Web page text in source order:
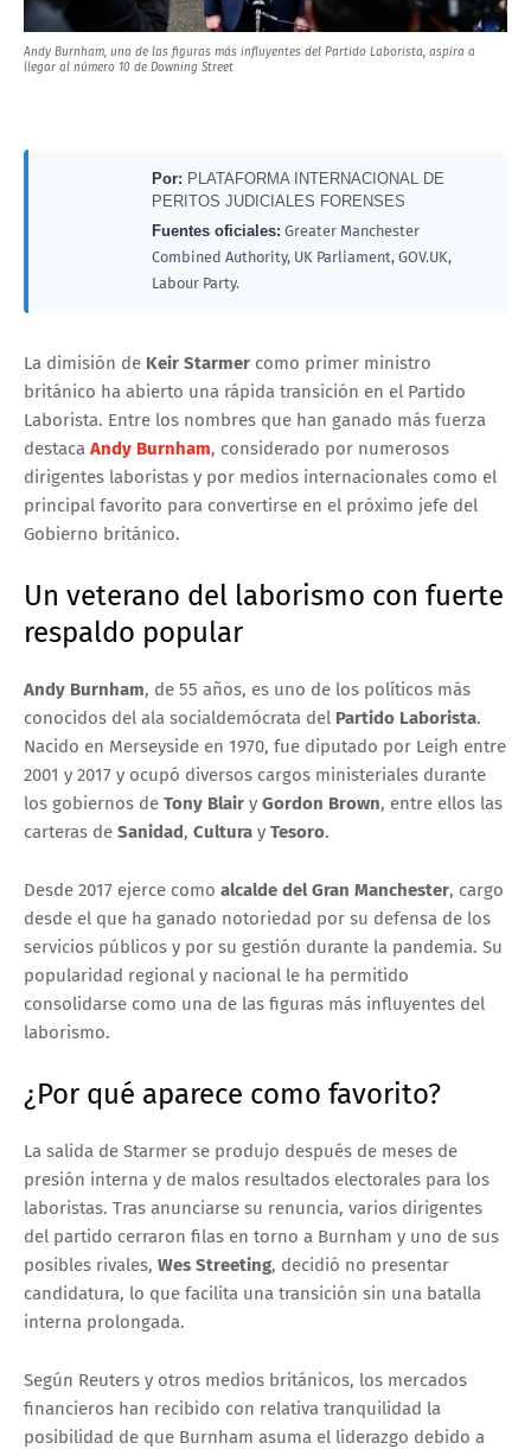
Andy Burnham, una de las figuras más influyentes del Partido Laborista, aspira a
llegar al número 10 de Downing Street
Por: PLATAFORMA INTERNACIONAL DE
PERITOS JUDICIALES FORENSES
Fuentes oficiales: Greater Manchester
Combined Authority, UK Parliament, GOV.UK,
Labour Party.
La dimisión de Keir Starmer como primer ministro
británico ha abierto una rápida transición en el Partido
Laborista. Entre los nombres que han ganado más fuerza
destaca Andy Burnham, considerado por numerosos
dirigentes laboristas y por medios internacionales como el
principal favorito para convertirse en el próximo jefe del
Gobierno británico.
Un veterano del laborismo con fuerte
respaldo popular
Andy Burnham, de 55 años, es uno de los políticos más
conocidos del ala socialdemócrata del Partido Laborista.
Nacido en Merseyside en 1970, fue diputado por Leigh entre
2001 y 2017 y ocupó diversos cargos ministeriales durante
los gobiernos de Tony Blair y Gordon Brown, entre ellos las
carteras de Sanidad, Cultura y Tesoro.
Desde 2017 ejerce como alcalde del Gran Manchester, cargo
desde el que ha ganado notoriedad por su defensa de los
servicios públicos y por su gestión durante la pandemia. Su
popularidad regional y nacional le ha permitido
consolidarse como una de las figuras más influyentes del
laborismo.
¿Por qué aparece como favorito?
La salida de Starmer se produjo después de meses de
presión interna y de malos resultados electorales para los
laboristas. Tras anunciarse su renuncia, varios dirigentes
del partido cerraron filas en torno a Burnham y uno de sus
posibles rivales, Wes Streeting, decidió no presentar
candidatura, lo que facilita una transición sin una batalla
interna prolongada.
Según Reuters y otros medios británicos, los mercados
financieros han recibido con relativa tranquilidad la
posibilidad de que Burnham asuma el liderazgo debido a